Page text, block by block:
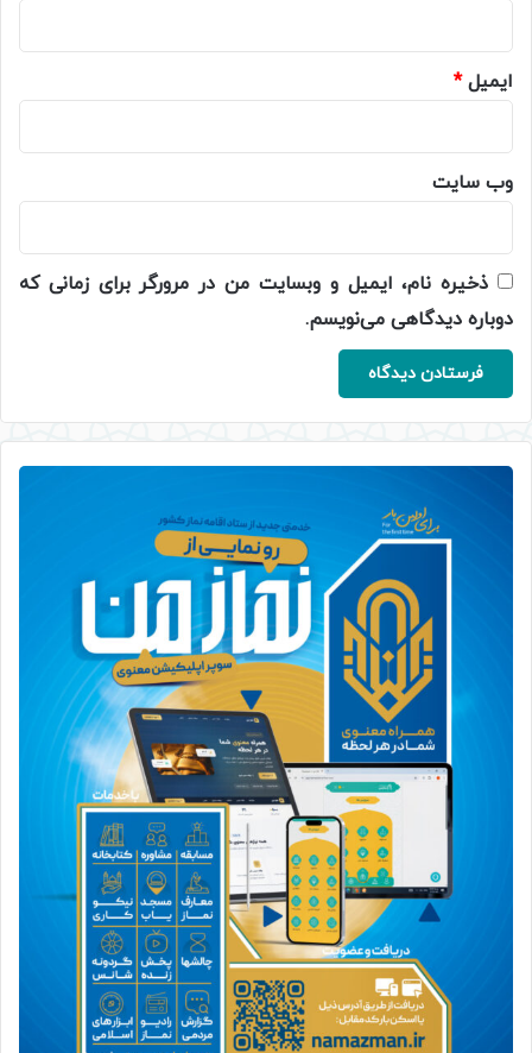
ایمیل*
وب‌ سایت
ذخیره نام، ایمیل و وبسایت من در مرورگر برای زمانی که
دوباره دیدگاهی می‌نویسم.